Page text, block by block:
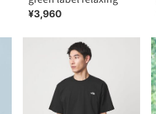
¥3,960